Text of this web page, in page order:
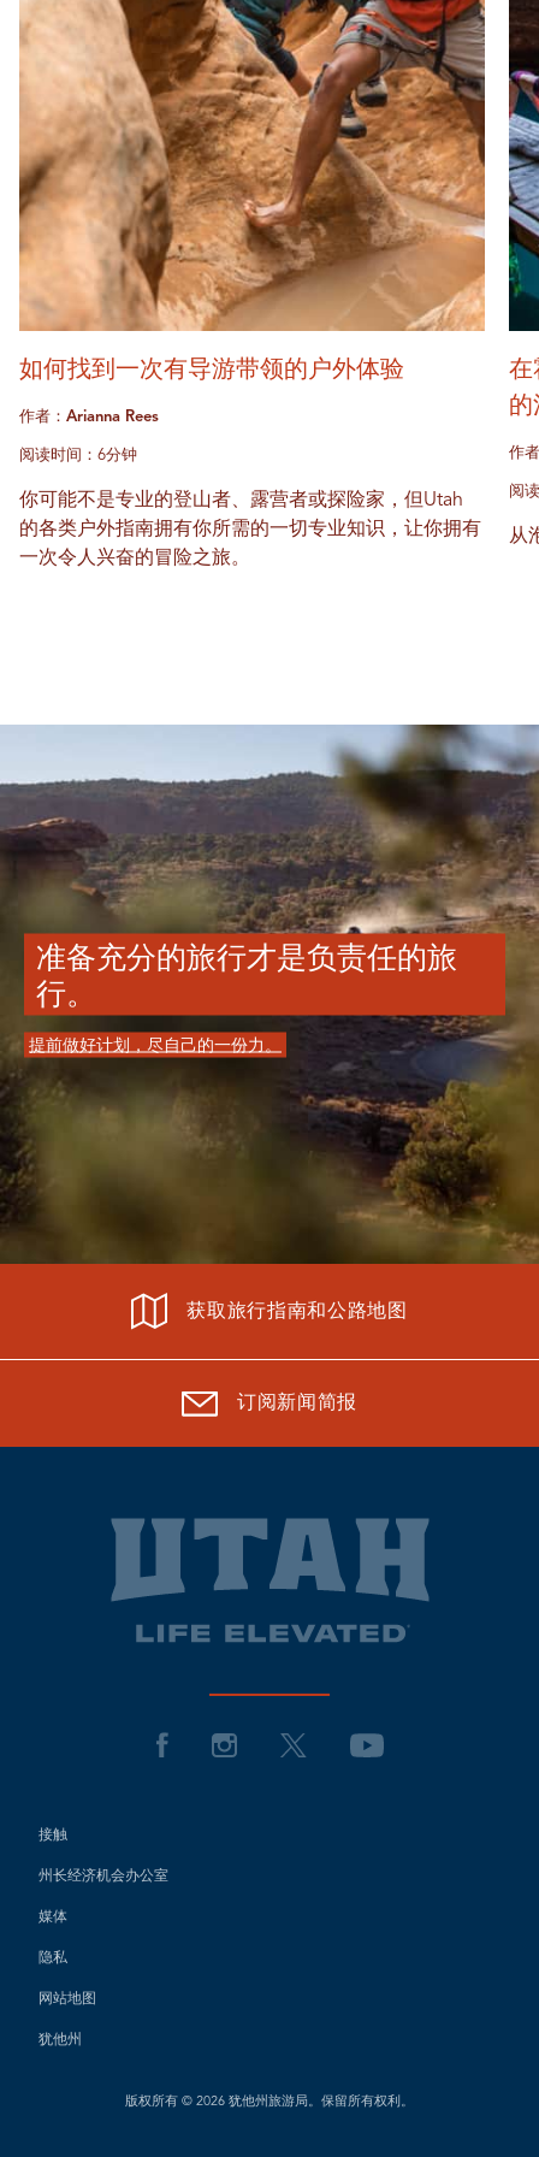
如何找到一次有导游带领的户外体验
作者：Arianna Rees
阅读时间：6分钟
你可能不是专业的登山者、露营者或探险家，但Utah
的各类户外指南拥有你所需的一切专业知识，让你拥有
一次令人兴奋的冒险之旅。
在
作
阅
从
准备充分的旅行才是负责任的旅
行。
提前做好计划，尽自己的一份力。
获取旅行指南和公路地图
订阅新闻简报
接触
州长经济机会办公室
媒体
隐私
网站地图
犹他州
版权所有 © 2026 犹他州旅游局。保留所有权利。